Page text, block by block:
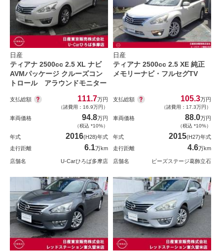
日産
ティアナ 2500cc 2.5 XL ナビ
AVMパッケージ クルーズコン
トロール アラウンドモニター
支払総額 111.7万円
（諸費用：16.9万円）
車両価格 94.8万円
（税込 *10%）
年式 2016(H28)年式
走行距離
6.1万km
店舗名 U-Carひろば多摩店
日産
ティアナ 2500cc 2.5 XE 純正
メモリーナビ・フルセグTV
支払総額 105.3万円
（諸費用：17.3万円）
車両価格 88.0万円
（税込 *10%）
年式 2015(H27)年式
走行距離
4.6万km
店舗名 ピーズステージ葛飾立石